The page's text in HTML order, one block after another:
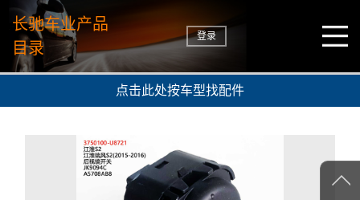
长驰车业产品
目录
登录
点击此处按车型找配件